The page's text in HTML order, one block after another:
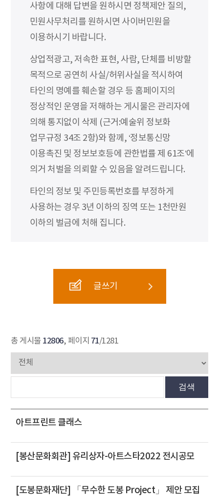
사항에 대해 답변을 원하시면 정책제안 질의,
민원사무처리를 원하시면 사이버민원을
이용하시기 바랍니다.
상업적광고, 저속한 표현, 사람, 단체를 비방할
목적으로 공연히 사실/허위사실을 적시하여
타인의 명예를 훼손할 경우 등 홈페이지의
정상적인 운영을 저해하는 게시물은 관리자에
의해 통지없이 삭제 (근거:예술위 정보화
업무규정 34조 2항)와 함께, ‘정보통신망
이용촉진 및 정보보호등에 관한법률 제 61조’에
의거 처벌을 의뢰할 수 있음을 알려드립니다.
타인의 정보 및 주민등록번호를 부정하게
사용하는 경우 3년 이하의 징역 또는 1천만원
이하의 벌금에 처해 집니다.
글쓰기
총 게시물 12806, 페이지 71/1281
검색
아트프린트 클래스
[봉산문화회관] 유리상자-아트스타2022 전시공모
[도봉문화재단] 「무수한 도봉 Project」 제안 모집